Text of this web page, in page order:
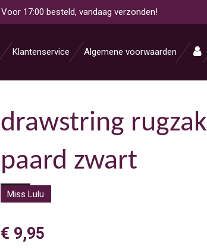
Voor 17:00 besteld, vandaag verzonden!
Klantenservice Algemene voorwaarden
drawstring rugzak
paard zwart
Miss Lulu
€ 9,95